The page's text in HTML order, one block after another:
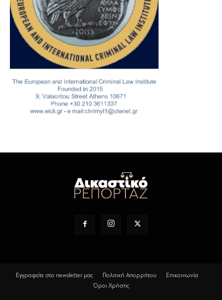
Εγγραφείτε στο newsletter μας Πολιτική Απορρήτου
Επικοινωνία
Όροι Χρήσης